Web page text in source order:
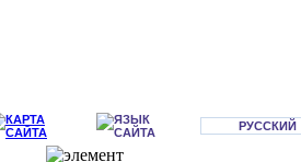
РУССКИЙ